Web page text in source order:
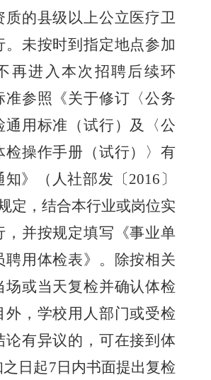
质的县级以上公立医疗卫
。未按时到指定地点参加
再进入本次招聘后续环
准参照《关于修订〈公务
通用标准（试行）及〈公
检操作手册（试行）〉有
知》（人社部发〔2016 〕
定，结合本行业或岗位实
，并按规定填写《事业单
聘用体检表》。除按相关
场或当天复检并确认体检
外，学校用人部门或受检
论有异议的，可在接到体
日起7 日内书面提出复检